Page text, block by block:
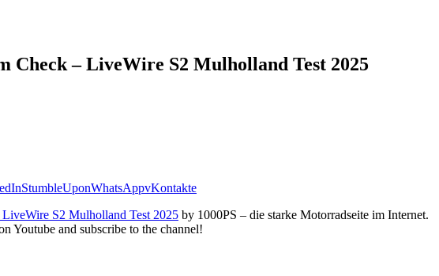
Check – LiveWire S2 Mulholland Test 2025
StumbleUponWhatsAppvKontakte
S2 Mulholland Test 2025 by 1000PS – die starke Motorradseite im Internet.
Youtube and subscribe to the channel!